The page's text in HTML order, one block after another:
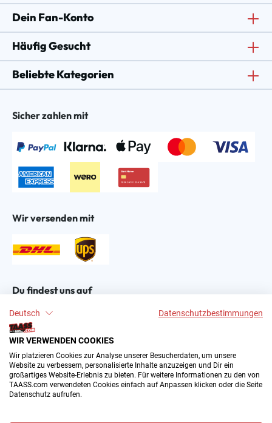
Deutsch Datenschutzbestimmungen
WIR VERWENDEN COOKIES
Wir platzieren Cookies zur Analyse unserer Besucherdaten, um unsere
Website zu verbessern, personalisierte Inhalte anzuzeigen und Dir ein
großartiges Website-Erlebnis zu bieten. Für weitere Informationen zu den von
TAASS.com verwendeten Cookies einfach auf Anpassen klicken oder die Seite
Datenschutz aufrufen.
Dein Fan-Konto
Häufig Gesucht
Beliebte Kategorien
Sicher zahlen mit
Wir versenden mit
Du findest uns auf
2004–∞ © by The All American Sports Store GmbH
(TAASS®). Dein Online Shop für amerikanische Sport-